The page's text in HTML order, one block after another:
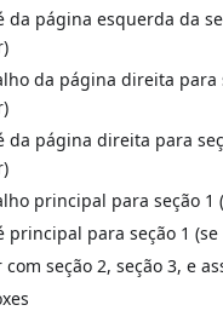
da página esquerda da
da página direita para
da página direita para
principal para seção 1
principal para seção 1
seção 2, seção 3, e